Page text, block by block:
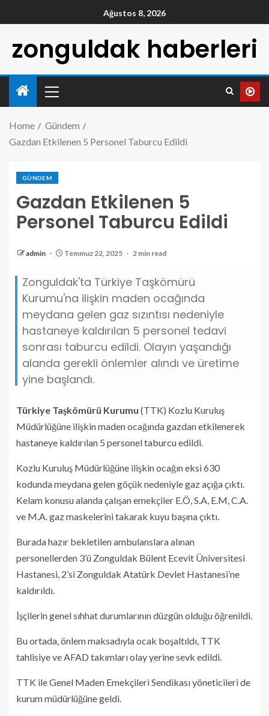
Ağustos 8, 2026
zonguldak haberleri
Home
Gündem
Gazdan Etkilenen 5 Personel Taburcu Edildi
GÜNDEM
Gazdan Etkilenen 5
Personel Taburcu Edildi
admin Temmuz 22, 2025 2 min read
Zonguldak'ta Türkiye Taşkömürü
Kurumu'na ilişkin maden ocağında
meydana gelen gaz sızıntısı nedeniyle
hastaneye kaldırılan 5 personel tedavi
sonrası taburcu edildi. Olayın yaşandığı
alanda gerekli önlemler alındı ve üretime
yine başlandı.
Türkiye Taşkömürü Kurumu (TTK) Kozlu Kuruluş
Müdürlüğüne ilişkin maden ocağında gazdan etkilenerek
hastaneye kaldırılan 5 personel taburcu edildi.
Kozlu Kuruluş Müdürlüğüne ilişkin ocağın eksi 630
kodunda meydana gelen göçük nedeniyle gaz açığa çıktı.
Kelam konusu alanda çalışan emekçiler E.Ö, S.A, E.M, C.A.
ve M.A. gaz maskelerini takarak kuyu başına çıktı.
Burada hazır bekletilen ambulanslara alınan
personellerden 3’ü Zonguldak Bülent Ecevit Üniversitesi
Hastanesi, 2’si Zonguldak Atatürk Devlet Hastanesi’ne
kaldırıldı.
İşçilerin genel sıhhat durumlarının düzgün olduğu öğrenildi.
Bu ortada, önlem maksadıyla ocak boşaltıldı, TTK
tahlisiye ve AFAD takımları olay yerine sevk edildi.
TTK ile Genel Maden Emekçileri Sendikası yöneticileri de
kurum müdürlüğüne geldi.